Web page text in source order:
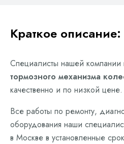
Краткое описание:
Специалисты нашей компании
тормозного механизма
качественно и по низкой цене.
Все работы по ремонту,
оборудования наши
в Москве в установленные